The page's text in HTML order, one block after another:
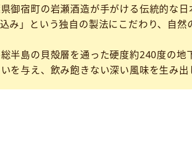
御宿町の岩瀬酒造が手がける伝統的な
み」という独自の製法にこだわり、自
半島の貝殻層を通った硬度約240度の
を与え、飲み飽きない深い風味を生み出